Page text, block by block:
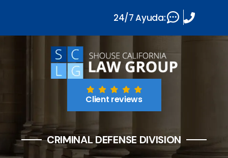
Client reviews
CRIMINAL DEFENSE DIVISION
24/7 Ayuda: